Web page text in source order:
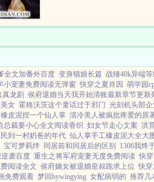
大气开朗的女记者野性内刚的女
全文加番外百度 变身猫娘长篇 战锤40k异端
小宠妻免费阅读无弹窗 快穿之夏肖因 萌学园
真龙剧 侯府退婚当天我开始清账最新章节更新
女 霍格沃茨这个童话过于邪门 光刻机头部企
皮泥捏一个仙人掌 清冷美人被疯批疼爱的原
总裁要小心全文阅读香织 妇女节走心文案 洪
到一村奶爸的年代 仙人掌手工橡皮泥大全大
宝可梦羁绊 同居前和同居后的区别 1306我终
逆袭百度 重生之将军府宠妻无度免费阅读 快
阅读全文 侯府嫡女被退婚皇叔跪求上位 快
免费观看 梦回bywingying 女配病弱的 推荐几